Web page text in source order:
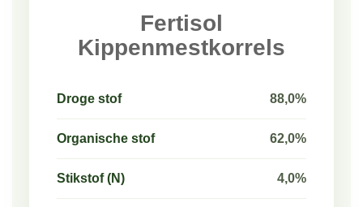
Fertisol
Kippenmestkorrels
Droge stof 88,0%
Organische stof 62,0%
Stikstof (N) 4,0%